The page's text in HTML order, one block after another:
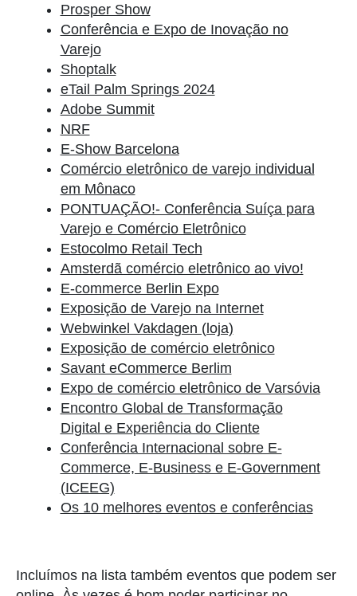
Prosper Show
Conferência e Expo de Inovação no
Varejo
Shoptalk
eTail Palm Springs 2024
Adobe Summit
NRF
E-Show Barcelona
Comércio eletrônico de varejo individual
em Mônaco
PONTUAÇÃO!- Conferência Suíça para
Varejo e Comércio Eletrônico
Estocolmo Retail Tech
Amsterdã comércio eletrônico ao vivo!
E-commerce Berlin Expo
Exposição de Varejo na Internet
Webwinkel Vakdagen (loja)
Exposição de comércio eletrônico
Savant eCommerce Berlim
Expo de comércio eletrônico de Varsóvia
Encontro Global de Transformação
Digital e Experiência do Cliente
Conferência Internacional sobre E-
Commerce, E-Business e E-Government
(ICEEG)
Os 10 melhores eventos e conferências
Incluímos na lista também eventos que podem ser